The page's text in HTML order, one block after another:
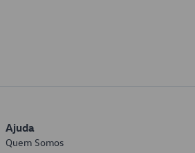
Ajuda
Quem Somos